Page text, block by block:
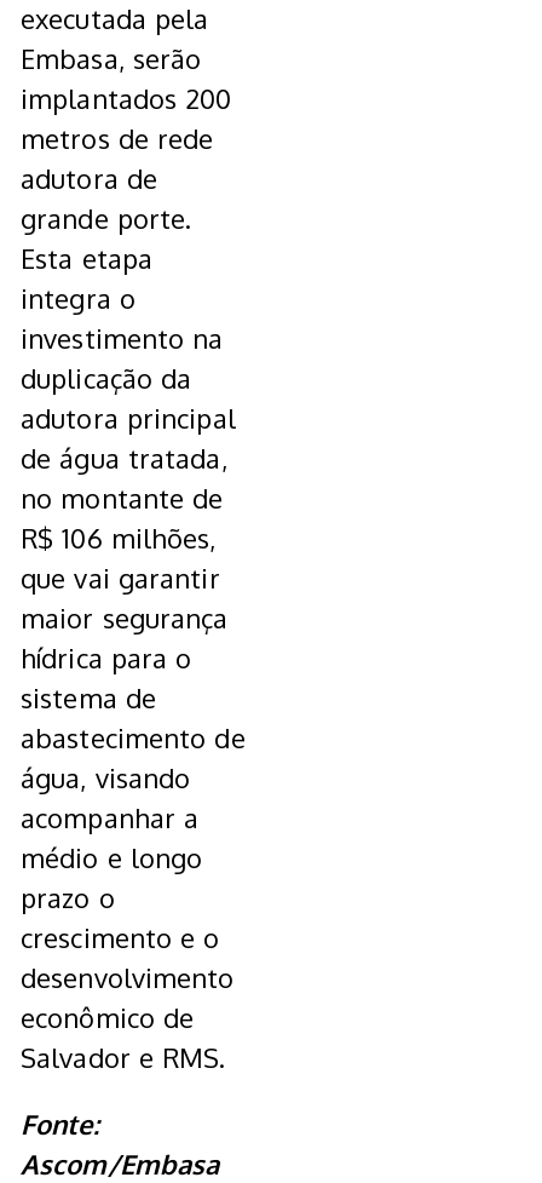
executada pela
Embasa, serão
implantados 200
metros de rede
adutora de
grande porte.
Esta etapa
integra o
investimento na
duplicação da
adutora principal
de água tratada,
no montante de
R$ 106 milhões,
que vai garantir
maior segurança
hídrica para o
sistema de
abastecimento de
água, visando
acompanhar a
médio e longo
prazo o
crescimento e o
desenvolvimento
econômico de
Salvador e RMS.
Fonte:
Ascom/Embasa